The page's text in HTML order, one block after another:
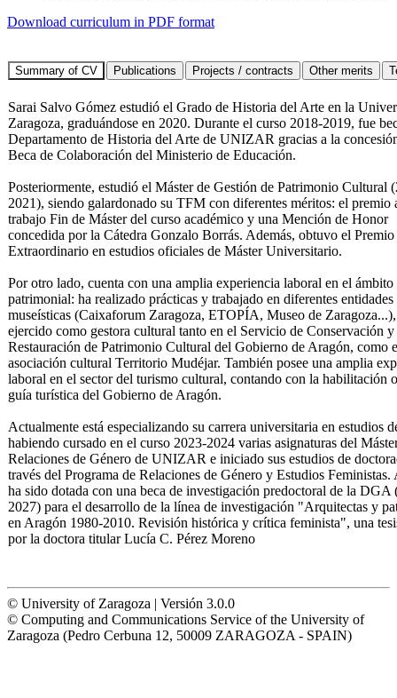
Download curriculum in PDF format
Sarai Salvo Gómez estudió el Grado de Historia del Arte en la
Zaragoza, graduándose en 2020. Durante el curso 2018-2019, fue
Departamento de Historia del Arte de UNIZAR gracias a la
Beca de Colaboración del Ministerio de Educación.
Posteriormente, estudió el Máster de Gestión de Patrimonio Cultural
2021), siendo galardonado su TFM con diferentes méritos: el premio
trabajo Fin de Máster del curso académico y una Mención de Honor
concedida por la Cátedra Gonzalo Borrás. Además, obtuvo el Premio
Extraordinario en estudios oficiales de Máster Universitario.
Por otro lado, cuenta con una amplia experiencia laboral en el ámbito
patrimonial: ha realizado prácticas y trabajado en diferentes entidades
museísticas (Caixaforum Zaragoza, ETOPÍA, Museo de
ejercido como gestora cultural tanto en el Servicio de Conservación y
Restauración de Patrimonio Cultural del Gobierno de Aragón, como
asociación cultural Territorio Mudéjar. También posee una amplia
laboral en el sector del turismo cultural, contando con la habilitación
guía turística del Gobierno de Aragón.
Actualmente está especializando su carrera universitaria en estudios
habiendo cursado en el curso 2023-2024 varias asignaturas del
Relaciones de Género de UNIZAR e iniciado sus estudios de
través del Programa de Relaciones de Género y Estudios Feministas.
ha sido dotada con una beca de investigación predoctoral de la DGA
2027) para el desarrollo de la línea de investigación "Arquitectas y
en Aragón 1980-2010. Revisión histórica y crítica feminista", una
por la doctora titular Lucía C. Pérez Moreno
© University of Zaragoza | Versión 3.0.0
© Computing and Communications Service of the University of
Zaragoza (Pedro Cerbuna 12, 50009 ZARAGOZA - SPAIN)